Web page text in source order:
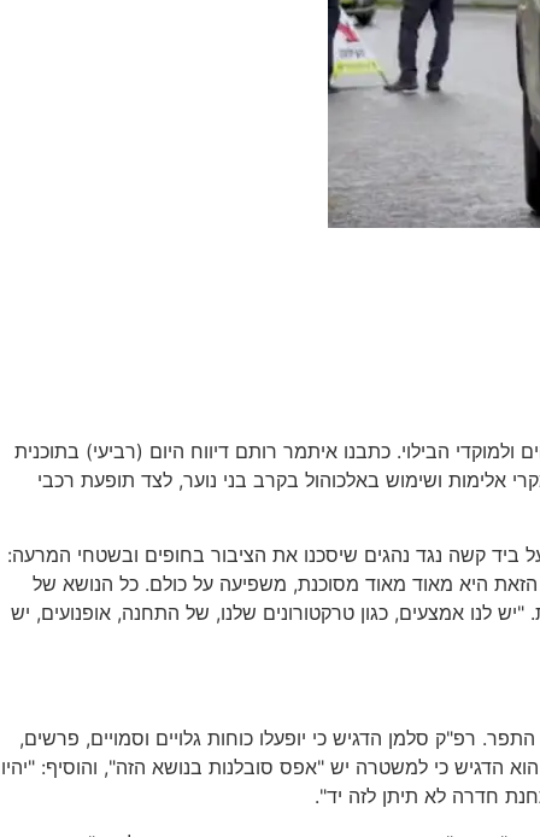
הבילוי. כתבנו איתמר רותם דיווח היום (רביעי) בתוכנית
אלימות ושימוש באלכוהול בקרב בני נוער, לצד תופעת רכבי
קשה נגד נהגים שיסכנו את הציבור בחופים ובשטחי המרעה:
היא מאוד מאוד מסוכנת, משפיעה על כולם. כל הנושא של
מקבלים פניות, מגיבים לאירועי 100, וכן מבצעים פעולות יזומות. "יש לנו אמצעים, כגון טרקטורונים שלנו, של התחנה, אופנועים, יש
רפ"ק סלמן הדגיש כי יופעלו כוחות גלויים וסמויים, פרשים,
הדגיש כי למשטרה יש "אפס סובלנות בנושא הזה", והוסיף: "יהיו
חדרה לא תיתן לזה יד".